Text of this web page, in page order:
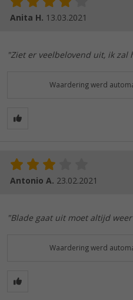
Anita H. 13.03.2021
"Ziet er veelbelovend uit, ik
Waardering werd
Antonio A. 23.02.2021
"Blade gaat uit moet altijd
Waardering werd